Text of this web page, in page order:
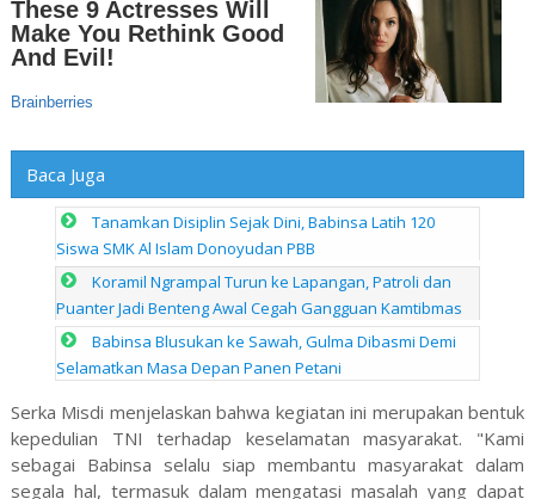
Baca Juga
Tanamkan Disiplin Sejak Dini, Babinsa Latih 120
Siswa SMK Al Islam Donoyudan PBB
Koramil Ngrampal Turun ke Lapangan, Patroli dan
Puanter Jadi Benteng Awal Cegah Gangguan Kamtibmas
Babinsa Blusukan ke Sawah, Gulma Dibasmi Demi
Selamatkan Masa Depan Panen Petani
Serka Misdi menjelaskan bahwa kegiatan ini merupakan bentuk
kepedulian TNI terhadap keselamatan masyarakat. "Kami
sebagai Babinsa selalu siap membantu masyarakat dalam
segala hal, termasuk dalam mengatasi masalah yang dapat